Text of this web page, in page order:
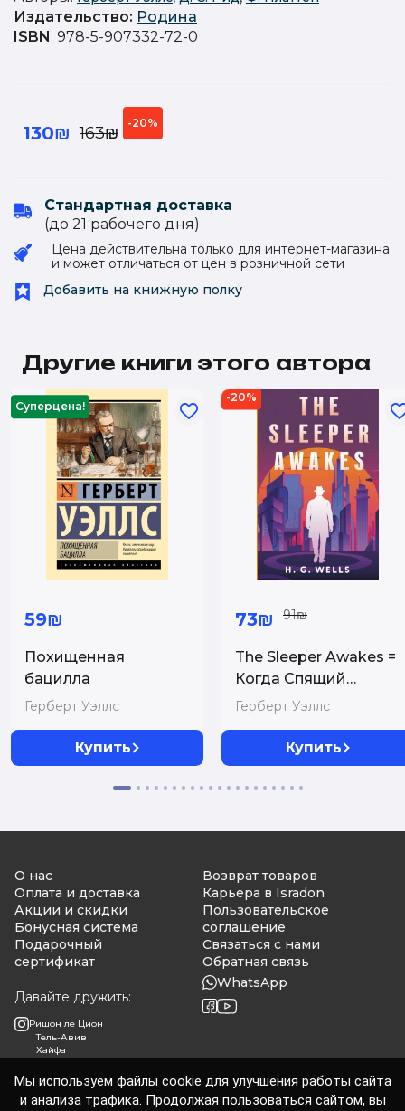
Издательство: Родина
ISBN : 978-5-907332-72-0
130₪ 163₪
-20%
Стандартная доставка
(до 21 рабочего дня)
Цена действительна только для интернет-магазина
и может отличаться от цен в розничной сети
Добавить на книжную полку
Другие книги этого автора
Суперцена!
59₪
Похищенная
бацилла
Герберт Уэллс
Купить
-20%
73₪ 91₪
The Sleeper Awakes =
Когда Спящий
проснётся
Герберт Уэллс
Купить
О нас
Оплата и доставка
Акции и скидки
Бонусная система
Подарочный
сертификат
Давайте дружить:
Ришон ле Цион
Тель-Авив
Хайфа
Возврат товаров
Карьера в Isradon
Пользовательское
соглашение
Связаться с нами
Обратная связь
WhatsApp
Мы используем файлы cookie для улучшения работы сайта
и анализа трафика. Продолжая пользоваться сайтом, вы